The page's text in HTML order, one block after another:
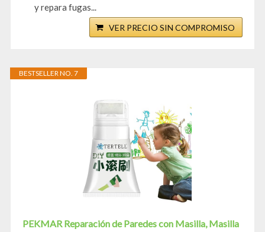
y repara fugas...
VER PRECIO SIN COMPROMISO
BESTSELLER NO. 7
PEKMAR Reparación de Paredes con Masilla, Masilla